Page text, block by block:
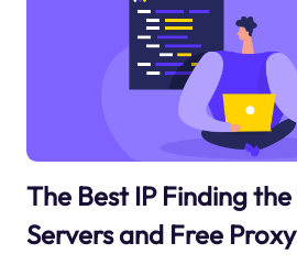
The Best IP Finding
Servers and Free